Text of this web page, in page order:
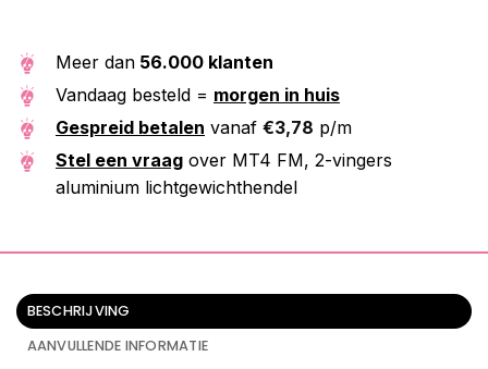
Meer dan 56.000 klanten
Vandaag besteld = morgen in huis
Gespreid betalen vanaf €3,78 p/m
Stel een vraag over MT4 FM, 2-vingers
aluminium lichtgewichthendel
BESCHRIJVING
AANVULLENDE INFORMATIE